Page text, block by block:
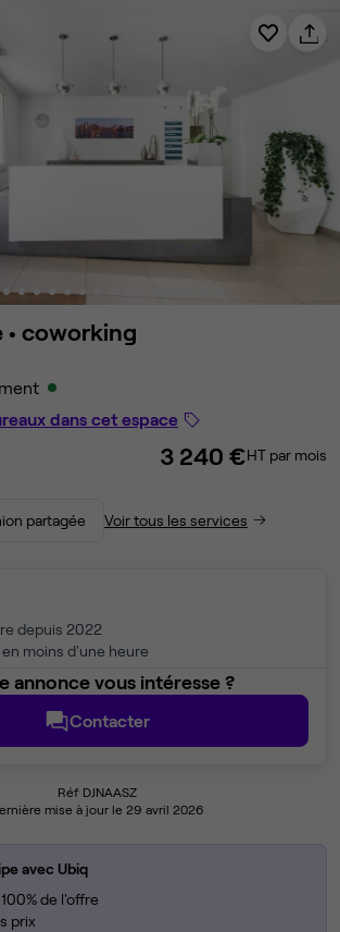
coworking
dans cet espace
3 240 €HT par mois
partagée Voir tous les services
depuis 2022
moins d'une heure
annonce vous intéresse ?
Contacter
Réf DJNAASZ
mise à jour le 29 avril 2026
avec Ubiq
de l'offre
prix